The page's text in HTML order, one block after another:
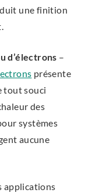
une finition
d’électrons –
présente
tout souci
des
systèmes
aucune
applications